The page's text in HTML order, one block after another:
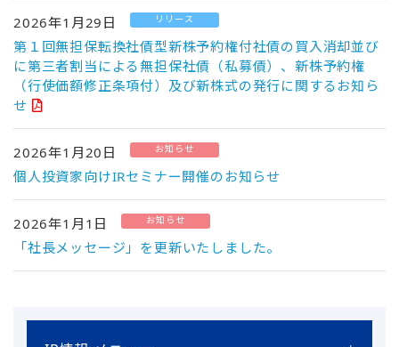
2026年1月29日 リリース
第１回無担保転換社債型新株予約権付社債の買入消却並び
に第三者割当による無担保社債（私募債）、新株予約権
（行使価額修正条項付）及び新株式の発行に関するお知ら
せ
2026年1月20日 お知らせ
個人投資家向けIRセミナー開催のお知らせ
2026年1月1日 お知らせ
「社長メッセージ」を更新いたしました。